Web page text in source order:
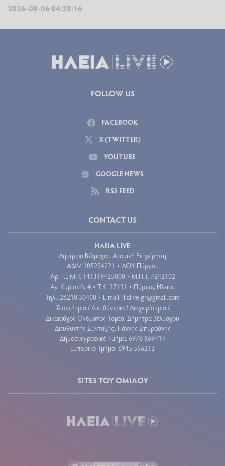
2026-08-06 04:38:16
FOLLOW US
FACEBOOK
X (TWITTER)
YOUTUBE
GOOGLE NEWS
RSS FEED
CONTACT US
ΗΛΕΙΑ LIVE
Δήμητρα Βέλμαχου Ατομική Επιχείρηση
ΑΦΜ 105224221 • ΔΟΥ Πύργου
Aρ. Γ.Ε.ΜΗ. 141319425000 • Μ.Η.Τ. #242102
Αγ. Κυριακής 4 • Τ.Κ. 27131 • Πύργος Ηλείας
Τηλ.: 26210 30400 • E-mail: ilialive.gr@gmail.com
Ιδιοκτήτρια / Διευθύντρια / Διαχειρίστρια /
Δικαιούχος Ονόματος Τομέα: Δήμητρα Βέλμαχου
Διευθυντής Σύνταξης: Γιάννης Σπυρούνης
Δημοσιογραφικό Τμήμα: 6976 869414
Εμπορικό Τμήμα: 6945 556212
SITES ΤΟΥ ΟΜΙΛΟΥ